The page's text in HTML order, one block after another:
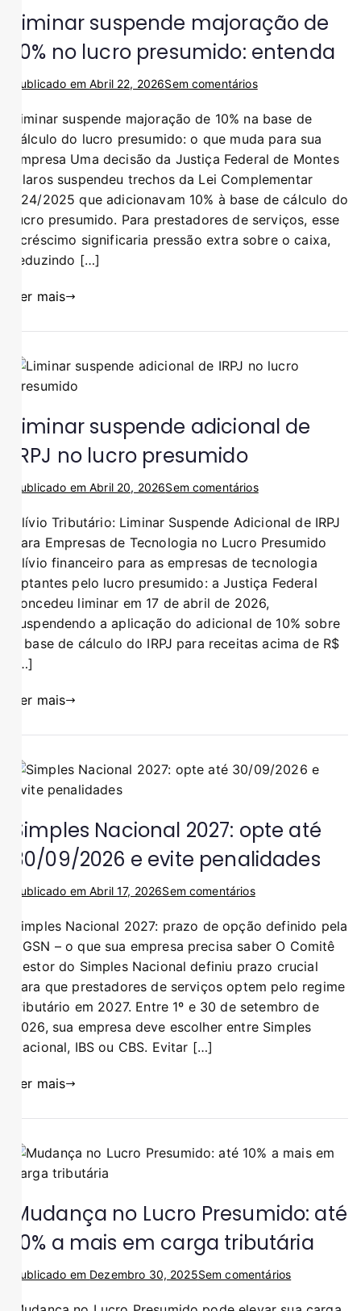
Liminar suspende majoração de
10% no lucro presumido: entenda
Publicado emAbril 22, 2026Sem comentários
Liminar suspende majoração de 10% na base de
cálculo do lucro presumido: o que muda para sua
empresa Uma decisão da Justiça Federal de Montes
Claros suspendeu trechos da Lei Complementar
224/2025 que adicionavam 10% à base de cálculo do
lucro presumido. Para prestadores de serviços, esse
acréscimo significaria pressão extra sobre o caixa,
reduzindo […]
Ler mais
Liminar suspende adicional de
IRPJ no lucro presumido
Publicado emAbril 20, 2026Sem comentários
Alívio Tributário: Liminar Suspende Adicional de IRPJ
para Empresas de Tecnologia no Lucro Presumido
Alívio financeiro para as empresas de tecnologia
optantes pelo lucro presumido: a Justiça Federal
concedeu liminar em 17 de abril de 2026,
suspendendo a aplicação do adicional de 10% sobre
a base de cálculo do IRPJ para receitas acima de R$
[…]
Ler mais
Simples Nacional 2027: opte até
30/09/2026 e evite penalidades
Publicado emAbril 17, 2026Sem comentários
Simples Nacional 2027: prazo de opção definido pela
CGSN – o que sua empresa precisa saber O Comitê
Gestor do Simples Nacional definiu prazo crucial
para que prestadores de serviços optem pelo regime
tributário em 2027. Entre 1º e 30 de setembro de
2026, sua empresa deve escolher entre Simples
Nacional, IBS ou CBS. Evitar […]
Ler mais
Mudança no Lucro Presumido: até
10% a mais em carga tributária
Publicado em Dezembro 30, 2025Sem comentários